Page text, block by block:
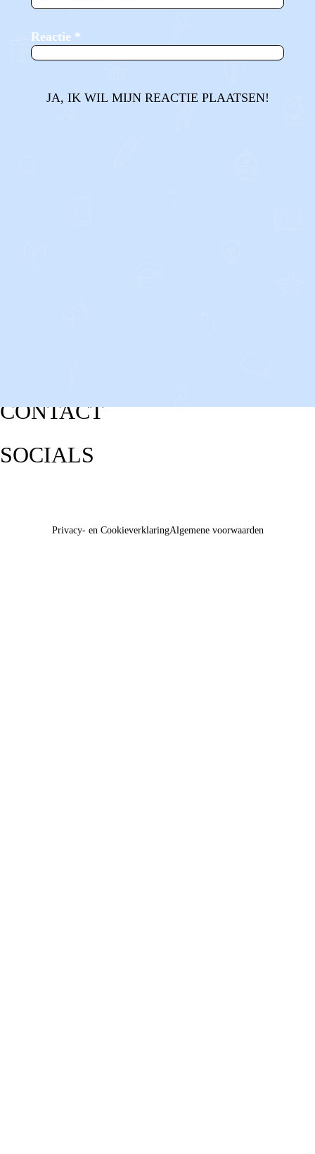
Reactie *
JA, IK WIL MIJN REACTIE PLAATSEN!
CONTACT
SOCIALS
Privacy- en CookieverklaringAlgemene voorwaarden